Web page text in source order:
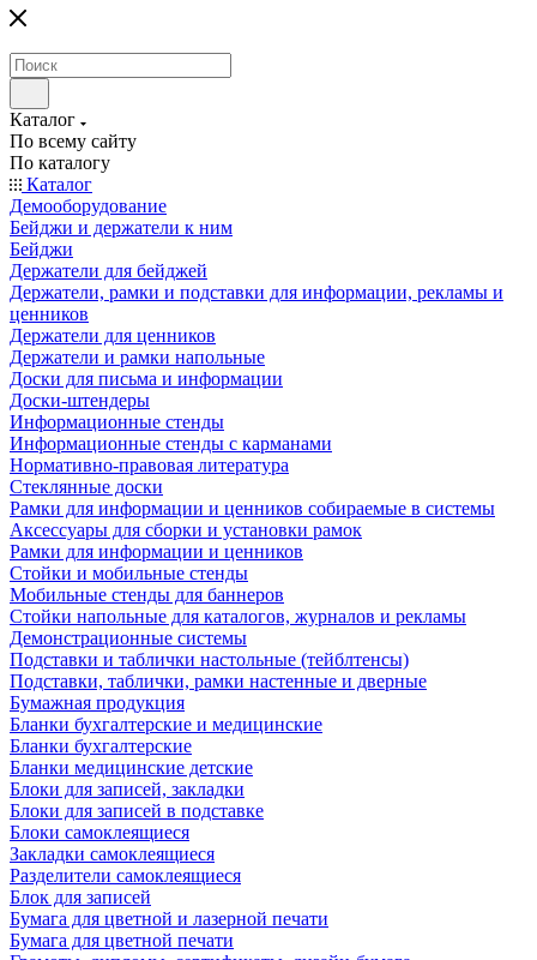
Каталог
По всему сайту
По каталогу
Каталог
Демооборудование
Бейджи и держатели к ним
Бейджи
Держатели для бейджей
Держатели, рамки и подставки для информации, рекламы и
ценников
Держатели для ценников
Держатели и рамки напольные
Доски для письма и информации
Доски-штендеры
Информационные стенды
Информационные стенды с карманами
Нормативно-правовая литература
Стеклянные доски
Рамки для информации и ценников собираемые в системы
Аксессуары для сборки и установки рамок
Рамки для информации и ценников
Стойки и мобильные стенды
Мобильные стенды для баннеров
Стойки напольные для каталогов, журналов и рекламы
Демонстрационные системы
Подставки и таблички настольные (тейблтенсы)
Подставки, таблички, рамки настенные и дверные
Бумажная продукция
Бланки бухгалтерские и медицинские
Бланки бухгалтерские
Бланки медицинские детские
Блоки для записей, закладки
Блоки для записей в подставке
Блоки самоклеящиеся
Закладки самоклеящиеся
Разделители самоклеящиеся
Блок для записей
Бумага для цветной и лазерной печати
Бумага для цветной печати